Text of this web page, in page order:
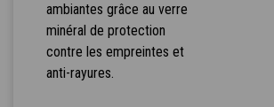
ambiantes grâce au verre
minéral de protection
contre les empreintes et
anti-rayures.